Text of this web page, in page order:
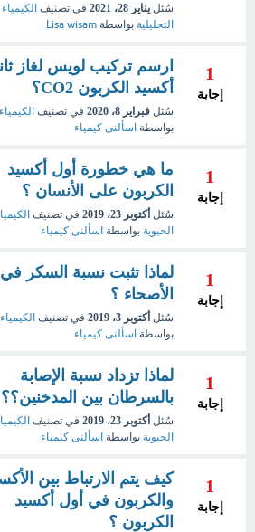
سُئل يناير 28، 2021 في تصنيف الكيمياء
التحليلية بواسطة Lisa wisam
1
إجابة
ارسم تركيب لويس لغاز
أكسيد الكربون CO2؟
سُئل فبراير 8، 2020 في تصنيف
بواسطة اسألنى كيمياء
1
إجابة
ما هي خطورة أول أكسيد
الكربون على الأنسان ؟
سُئل أكتوبر 23، 2019 في تصنيف
الحيوية بواسطة اسألنى كيمياء
1
إجابة
لماذا تثبت نسبة السكر
الأصحاء ؟
سُئل أكتوبر 3، 2019 في تصنيف
بواسطة اسألنى كيمياء
1
إجابة
لماذا تزداد نسبة الإصابة
بالسرطان بين المدخنين؟؟
سُئل أكتوبر 23، 2019 في تصنيف
الحيوية بواسطة اسألنى كيمياء
1
إجابة
كيف يتم الارتباط بين
والكربون في أول أكسيد
الكربون ؟